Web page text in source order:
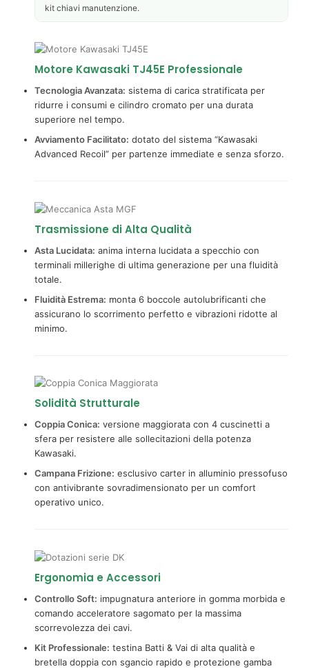
kit chiavi manutenzione.
Motore Kawasaki TJ45E Professionale
Tecnologia Avanzata: sistema di carica stratificata per
ridurre i consumi e cilindro cromato per una durata
superiore nel tempo.
Avviamento Facilitato: dotato del sistema “Kawasaki
Advanced Recoil” per partenze immediate e senza sforzo.
Trasmissione di Alta Qualità
Asta Lucidata: anima interna lucidata a specchio con
terminali millerighe di ultima generazione per una fluidità
totale.
Fluidità Estrema: monta 6 boccole autolubrificanti che
assicurano lo scorrimento perfetto e vibrazioni ridotte al
minimo.
Solidità Strutturale
Coppia Conica: versione maggiorata con 4 cuscinetti a
sfera per resistere alle sollecitazioni della potenza
Kawasaki.
Campana Frizione: esclusivo carter in alluminio pressofuso
con antivibrante sovradimensionato per un comfort
operativo unico.
Ergonomia e Accessori
Controllo Soft: impugnatura anteriore in gomma morbida e
comando acceleratore sagomato per la massima
scorrevolezza dei cavi.
Kit Professionale: testina Batti & Vai di alta qualità e
bretella doppia con sgancio rapido e protezione gamba